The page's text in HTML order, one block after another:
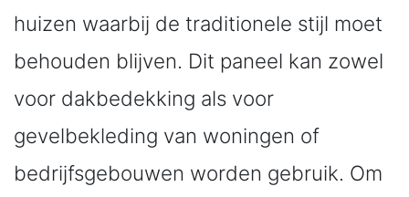
huizen waarbij de traditionele stijl moet
behouden blijven. Dit paneel kan zowel
voor dakbedekking als voor
gevelbekleding van woningen of
bedrijfsgebouwen worden gebruik. Om